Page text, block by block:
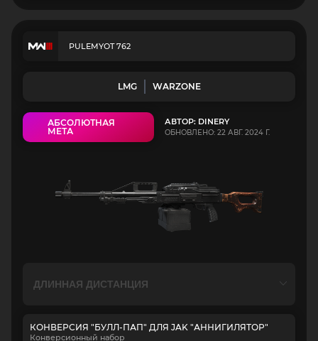
PULEMYOT 762
LMG WARZONE
АБСОЛЮТНАЯ
МЕТА
АВТОР: DINERY
ОБНОВЛЕНО: 22 АВГ. 2024 Г.
КОНВЕРСИЯ "БУЛЛ-ПАП" ДЛЯ JAK "АННИГИЛЯТОР"
Конверсионный набор